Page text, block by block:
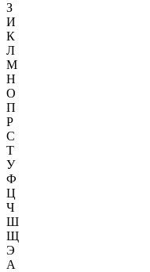
З
И
К
Л
М
Н
О
П
Р
С
Т
У
Ф
Ц
Ч
Ш
Щ
Э
А